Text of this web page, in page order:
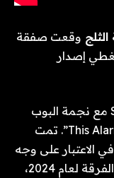
وقعت صفقة
إصدار
يشهد الإصدار الأول تعاون Snow Patrol مع نجمة البوب ​​
كايلي في الأغنية المنفردة الجديدة “This Alarms”. تمت
الاعتبار على وجه
التحديد وتم تسجيلها في البداية لألبوم الفرقة لعام 2024،